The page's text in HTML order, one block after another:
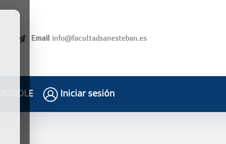
Email info@facultadsanesteban.es
MOODLE Iniciar sesión